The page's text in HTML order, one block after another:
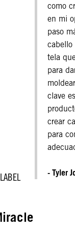
como
en mi
paso
cabello
tela
para
clave
crear
para
- Tyler